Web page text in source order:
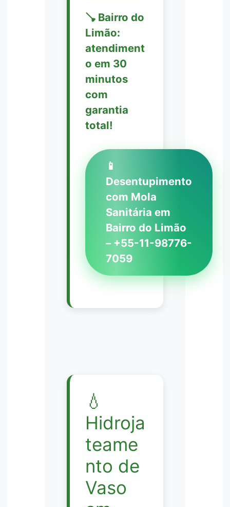
🪠 Bairro do
Limão:
atendiment
o em 30
minutos
com
garantia
total!
📱
Desentupimento
com Mola
Sanitária em
Bairro do Limão
– +55-11-98776-
7059
💧
Hidroja
teame
nto de
Vaso